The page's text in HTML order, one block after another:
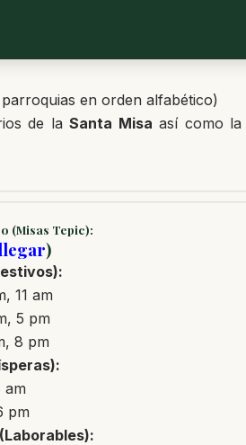
en orden alfabético)
de laSanta Misa así como
(Misas Tepic):
)
11 am
5 pm
8 pm
am
pm